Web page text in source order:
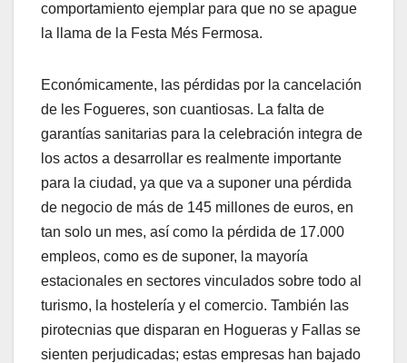
comportamiento ejemplar para que no se apague
la llama de la Festa Més Fermosa.
Económicamente, las pérdidas por la cancelación
de les Fogueres, son cuantiosas. La falta de
garantías sanitarias para la celebración integra de
los actos a desarrollar es realmente importante
para la ciudad, ya que va a suponer una pérdida
de negocio de más de 145 millones de euros, en
tan solo un mes, así como la pérdida de 17.000
empleos, como es de suponer, la mayoría
estacionales en sectores vinculados sobre todo al
turismo, la hostelería y el comercio. También las
pirotecnias que disparan en Hogueras y Fallas se
sienten perjudicadas; estas empresas han bajado